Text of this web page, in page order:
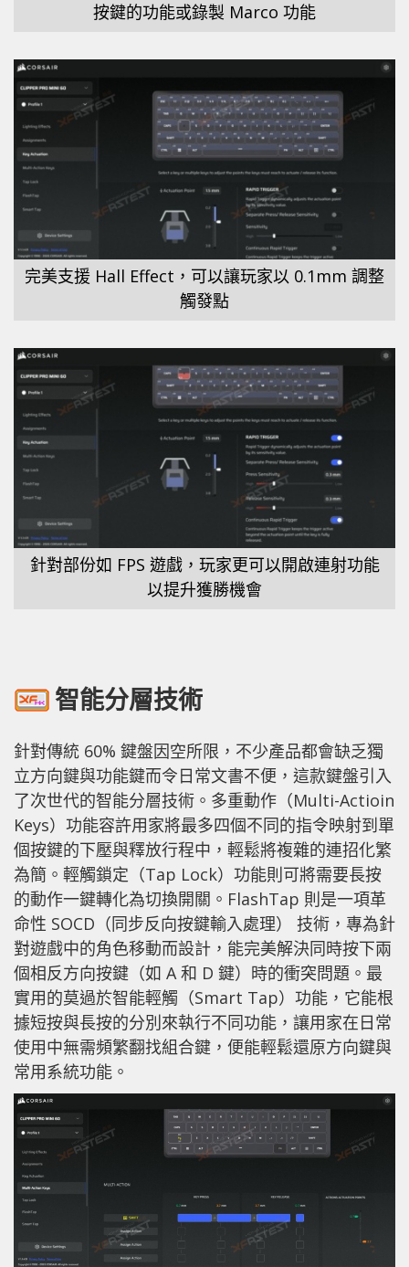
按鍵的功能或錄製 Marco 功能
完美支援 Hall Effect，可以讓玩家以 0.1mm 調整
觸發點
針對部份如 FPS 遊戲，玩家更可以開啟連射功能
以提升獲勝機會
智能分層技術
針對傳統 60% 鍵盤因空所限，不少產品都會缺乏獨
立方向鍵與功能鍵而令日常文書不便，這款鍵盤引入
了次世代的智能分層技術。多重動作（Multi-Actioin
Keys）功能容許用家將最多四個不同的指令映射到單
個按鍵的下壓與釋放行程中，輕鬆將複雜的連招化繁
為簡。輕觸鎖定（Tap Lock）功能則可將需要長按
的動作一鍵轉化為切換開關。FlashTap 則是一項革
命性 SOCD（同步反向按鍵輸入處理） 技術，專為針
對遊戲中的角色移動而設計，能完美解決同時按下兩
個相反方向按鍵（如 A 和 D 鍵）時的衝突問題。最
實用的莫過於智能輕觸（Smart Tap）功能，它能根
據短按與長按的分別來執行不同功能，讓用家在日常
使用中無需頻繁翻找組合鍵，便能輕鬆還原方向鍵與
常用系統功能。